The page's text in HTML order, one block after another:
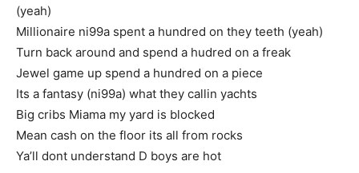
(yeah)
Millionaire ni99a spent a hundred on they teeth (yeah)
Turn back around and spend a hudred on a freak
Jewel game up spend a hundred on a piece
Its a fantasy (ni99a) what they callin yachts
Big cribs Miama my yard is blocked
Mean cash on the floor its all from rocks
Ya’ll dont understand D boys are hot